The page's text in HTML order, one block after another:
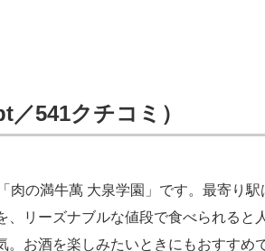
541クチコミ）
の満牛萬 大泉学園」です。最寄り駅
リーズナブルな値段で食べられると
お酒を楽しみたいときにもおすすめ